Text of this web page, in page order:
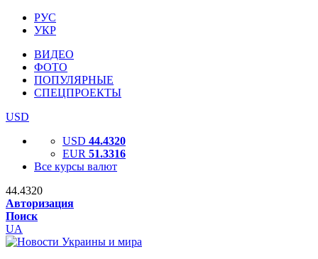
РУС
УКР
ВИДЕО
ФОТО
ПОПУЛЯРНЫЕ
СПЕЦПРОЕКТЫ
USD
USD 44.4320
EUR 51.3316
Все курсы валют
44.4320
Авторизация
Поиск
UA